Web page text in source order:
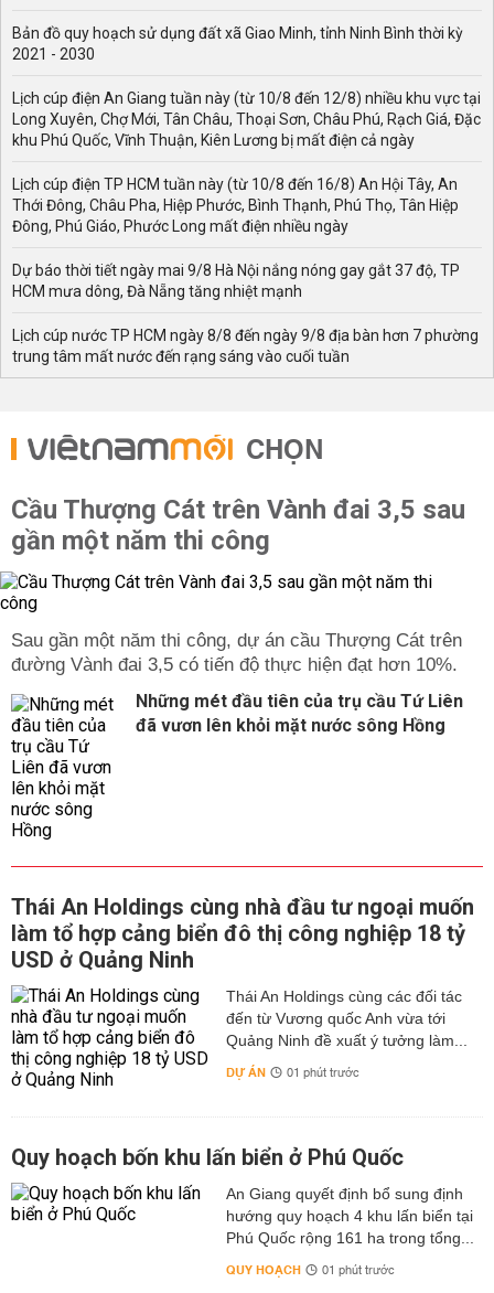
Bản đồ quy hoạch sử dụng đất xã Giao Minh, tỉnh Ninh Bình thời kỳ
2021 - 2030
Lịch cúp điện An Giang tuần này (từ 10/8 đến 12/8) nhiều khu vực tại
Long Xuyên, Chợ Mới, Tân Châu, Thoại Sơn, Châu Phú, Rạch Giá, Đặc
khu Phú Quốc, Vĩnh Thuận, Kiên Lương bị mất điện cả ngày
Lịch cúp điện TP HCM tuần này (từ 10/8 đến 16/8) An Hội Tây, An
Thới Đông, Châu Pha, Hiệp Phước, Bình Thạnh, Phú Thọ, Tân Hiệp
Đông, Phú Giáo, Phước Long mất điện nhiều ngày
Dự báo thời tiết ngày mai 9/8 Hà Nội nắng nóng gay gắt 37 độ, TP
HCM mưa dông, Đà Nẵng tăng nhiệt mạnh
Lịch cúp nước TP HCM ngày 8/8 đến ngày 9/8 địa bàn hơn 7 phường
trung tâm mất nước đến rạng sáng vào cuối tuần
CHỌN
Cầu Thượng Cát trên Vành đai 3,5 sau
gần một năm thi công
Sau gần một năm thi công, dự án cầu Thượng Cát trên
đường Vành đai 3,5 có tiến độ thực hiện đạt hơn 10%.
Những mét đầu tiên của trụ cầu Tứ Liên
đã vươn lên khỏi mặt nước sông Hồng
Thái An Holdings cùng nhà đầu tư ngoại muốn
làm tổ hợp cảng biển đô thị công nghiệp 18 tỷ
USD ở Quảng Ninh
Thái An Holdings cùng các đối tác
đến từ Vương quốc Anh vừa tới
Quảng Ninh đề xuất ý tưởng làm...
DỰ ÁN 01 phút trước
Quy hoạch bốn khu lấn biển ở Phú Quốc
An Giang quyết định bổ sung định
hướng quy hoạch 4 khu lấn biển tại
Phú Quốc rộng 161 ha trong tổng...
QUY HOẠCH 01 phút trước